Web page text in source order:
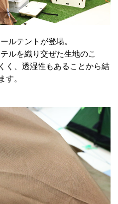
ルテントが登場。
ルを織り交ぜた生地のこ
く、透湿性もあることから結
。